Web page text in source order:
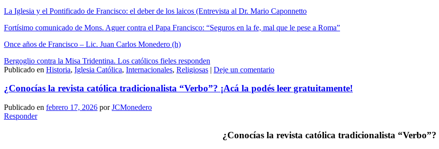
La Iglesia y el Pontificado de Francisco: el deber de los laicos (Entrevista al Dr. Mario Caponnetto
Fortísimo comunicado de Mons. Aguer contra el Papa Francisco: “Seguros en la fe, mal que le pese a Roma”
Once años de Francisco – Lic. Juan Carlos Monedero (h)
Bergoglio contra la Misa Tridentina. Los católicos fieles responden
Publicado en Historia, Iglesia Católica, Internacionales, Religiosas | Deje un comentario
¿Conocías la revista católica tradicionalista “Verbo”? ¡Acá la podés leer gratuitamente!
Publicado en febrero 17, 2026 porJCMonedero
Responder
¿Conocías la revista católica tradicionalista “Verbo”?